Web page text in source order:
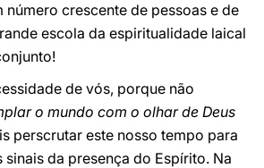
número crescente de pessoas e de
escola da espiritualidade laical
de vós, porque não
o mundo com o olhar de Deus
perscrutar este nosso tempo para
sinais da presença do Espírito. Na